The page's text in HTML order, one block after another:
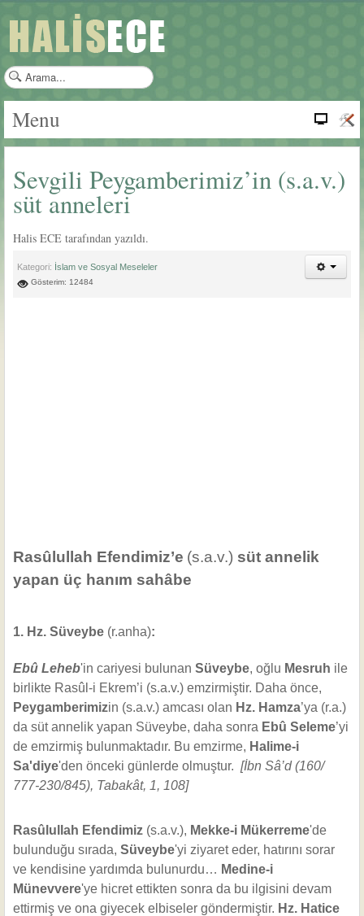
a
a
Menu
Sevgili Peygamberimiz’in (s.a.v.)
süt anneleri
Halis ECE tarafından yazıldı.
Kategori: İslam ve Sosyal Meseleler
Gösterim: 12484
Rasûlullah Efendimiz’e (s.a.v.) süt annelik
yapan üç hanım sahâbe
1. Hz. Süveybe (r.anha):
Ebû Leheb'in cariyesi bulunan Süveybe, oğlu Mesruh ile
birlikte Rasûl-i Ekrem’i (s.a.v.) emzirmiştir. Daha önce,
Peygamberimizin (s.a.v.) amcası olan Hz. Hamza’ya (r.a.)
da süt annelik yapan Süveybe, daha sonra Ebû Seleme’yi
de emzirmiş bulunmaktadır. Bu emzirme, Halime-i
Sa'diye'den önceki günlerde olmuştur. [İbn Sâ’d (160/
777-230/845), Tabakât, 1, 108]
Rasûlullah Efendimiz (s.a.v.), Mekke-i Mükerreme'de
bulunduğu sırada, Süveybe'yi ziyaret eder, hatırını sorar
ve kendisine yardımda bulunurdu… Medine-i
Münevvere'ye hicret ettikten sonra da bu ilgisini devam
ettirmiş ve ona giyecek elbiseler göndermiştir. Hz. Hatice